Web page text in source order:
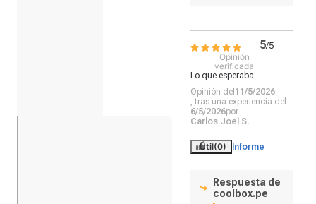
5/5
Opinión
verificada
Lo que esperaba.
Opinión del 11/5/2026
, tras una experiencia del
6/5/2026por
Carlos Joel S.
Útil(0) Informe
Respuesta de
coolbox.pe